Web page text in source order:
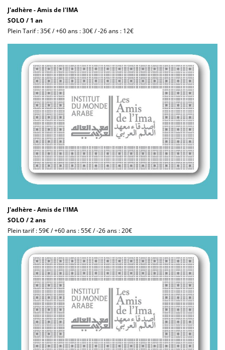
J'adhère - Amis de l'IMA
SOLO / 1 an
Plein Tarif : 35€ / +60 ans : 30€ / -26 ans : 12€
J'adhère - Amis de l'IMA
SOLO / 2 ans
Plein tarif : 59€ / +60 ans : 55€ / -26 ans : 20€